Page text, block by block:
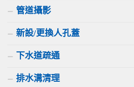
管道攝影
新設/更換人孔蓋
下水道疏通
排水溝清理